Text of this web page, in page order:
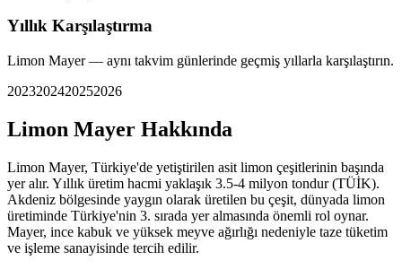
Yıllık Karşılaştırma
Limon Mayer— aynı takvim günlerinde geçmiş yıllarla karşılaştırın.
2023202420252026
Limon Mayer Hakkında
Limon Mayer, Türkiye'de yetiştirilen asit limon çeşitlerinin başında
yer alır. Yıllık üretim hacmi yaklaşık 3.5-4 milyon tondur (TÜİK).
Akdeniz bölgesinde yaygın olarak üretilen bu çeşit, dünyada limon
üretiminde Türkiye'nin 3. sırada yer almasında önemli rol oynar.
Mayer, ince kabuk ve yüksek meyve ağırlığı nedeniyle taze tüketim
ve işleme sanayisinde tercih edilir.